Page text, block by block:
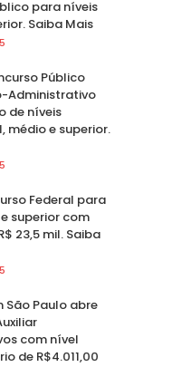
para níveis
Saiba Mais
Público
Administrativo
de níveis
médio e superior.
Federal para
superior com
23,5 mil. Saiba
São Paulo abre
com nível
de R$4.011,00